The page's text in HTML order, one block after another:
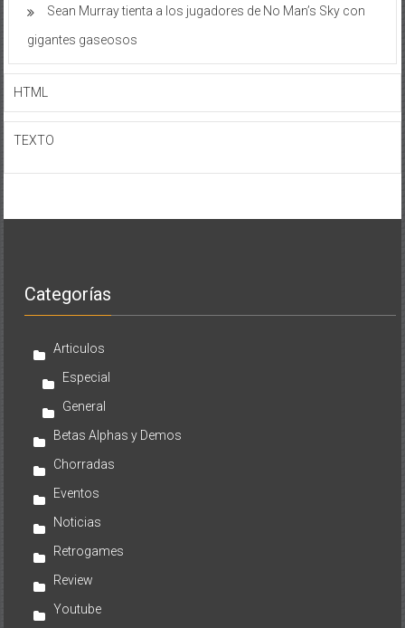
Sean Murray tienta a los jugadores de No Man’s Sky con
gigantes gaseosos
HTML
TEXTO
Categorías
Articulos
Especial
General
Betas Alphas y Demos
Chorradas
Eventos
Noticias
Retrogames
Review
Youtube